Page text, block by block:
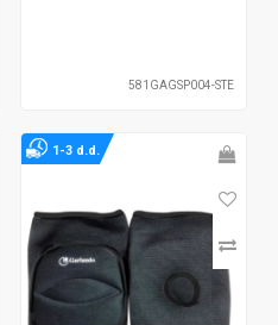
581GAGSP004-STE
1-3 d.d.